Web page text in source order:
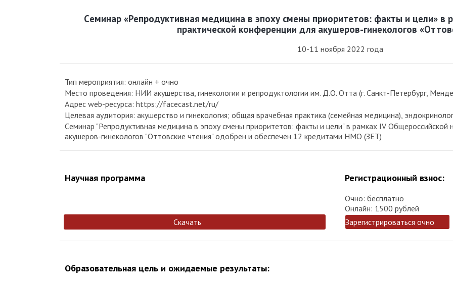
Cеминар «Репродуктивная медицина в эпоху смены приоритетов: факты и цели» в
практической конференции для акушеров-гинекологов
10-11 ноября 2022 года
Тип мероприятия: онлайн + очно
Место проведения: НИИ акушерства, гинекологии и репродуктологии им. Д.О. Отта (г. Санкт-Петербург,
Адрес web-ресурса: https://facecast.net/ru/
Целевая аудитория: акушерство и гинекология; общая врачебная практика (семейная медицина),
Cеминар "Репродуктивная медицина в эпоху смены приоритетов: факты и цели" в рамках IV Общероссийской
акушеров-гинекологов "Оттовские чтения" одобрен и обеспечен 12 кредитами НМО (ЗЕТ)
Научная программа
Скачать
Регистрационный взнос:
Очно: бесплатно
Онлайн: 1500 рублей
Зарегистрироваться очно
Образовательная цель и ожидаемые результаты: